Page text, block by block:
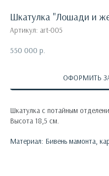
Шкатулка "Лошади и
Артикул: art-005
550 000 р.
ОФОРМИТЬ
Шкатулка с потайным
Высота 18,5 см.
Материал: Бивень мамонта,